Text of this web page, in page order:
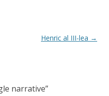
Henric al III-lea →
narrative”